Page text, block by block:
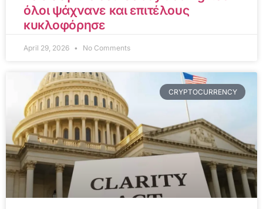
όλοι ψάχνανε και επιτέλους
κυκλοφόρησε
April 29, 2026 No Comments
CRYPTOCURRENCY